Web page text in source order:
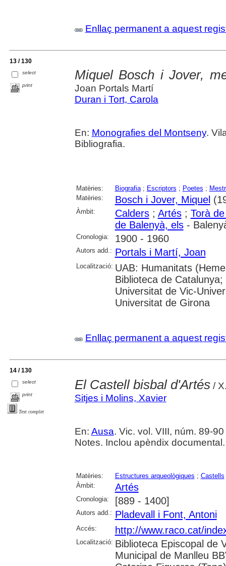
Enllaç permanent a aquest
13 / 130
select
print
Miquel Bosch i Jover,
Joan Portals Martí
Duran i Tort, Carola
En: Monografies del Montseny.
Bibliografia.
Matèries: Biografia; Escriptors ; Poetes ;
Matèries:
Bosch i Jover, Miquel
Àmbit: Calders; Artés; Torà
de Balenyà, els-
Cronologia: 1900 - 1960
Autors add.: Portals i Martí, Joan
Localització: UAB: Humanitats
Biblioteca de
Universitat de Vic-
Universitat de Girona
Enllaç permanent a aquest
14 / 130
select
print
Text complet
El Castell bisbal d'Artés/
Sitjes i Molins, Xavier
En: Ausa. Vic. vol. VIII, núm. 89-
Notes. Inclou apèndix documental.
Matèries: Estructures arqueològiques ; Castells
Àmbit:
Artés
Cronologia: [889 - 1400]
Autors add.: Pladevall i Font, Antoni
Accés: http://www.raco.cat/
Localització: Biblioteca Episcopal de
Municipal de Manlleu